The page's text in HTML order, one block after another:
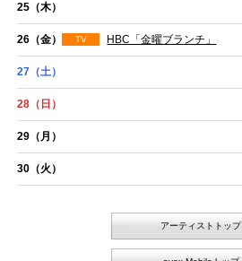
25 （木）
26 （金） TV HBC「金曜ブランチ」
27 （土）
28 （日）
29 （月）
30 （火）
アーティストトップ